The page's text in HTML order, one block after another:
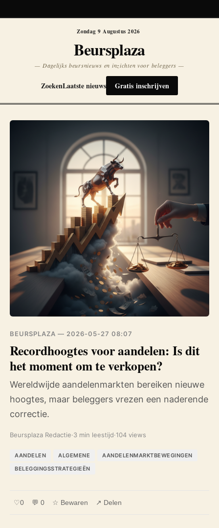
Zondag 9 Augustus 2026
Beursplaza
— Dagelijks beursnieuws en inzichten voor beleggers —
ZoekenLaatste nieuws Gratis inschrijven
BEURSPLAZA — 2026-05-27 08:07
Recordhoogtes voor aandelen: Is dit
het moment om te verkopen?
Wereldwijde aandelenmarkten bereiken nieuwe
hoogtes, maar beleggers vrezen een naderende
correctie.
Beursplaza Redactie·3 min leestijd·104 views
AANDELEN ALGEMENE
AANDELENMARKTBEWEGINGEN
BELEGGINGSSTRATEGIEËN
♡0 💬 0 ☆ Bewaren ↗ Delen